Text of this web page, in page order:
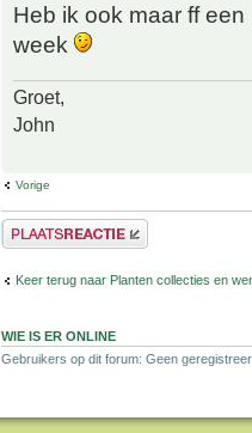
Heb ik ook maar ff
week
Groet,
John
Vorige
Plaats een reactie
Keer terug naar Planten collecties en
WIE IS ER ONLINE
Gebruikers op dit forum: Geen